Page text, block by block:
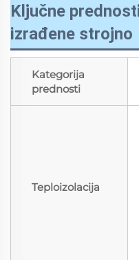
Ključne
izrađene strojno
Kategorija
prednosti
Teploizolacija